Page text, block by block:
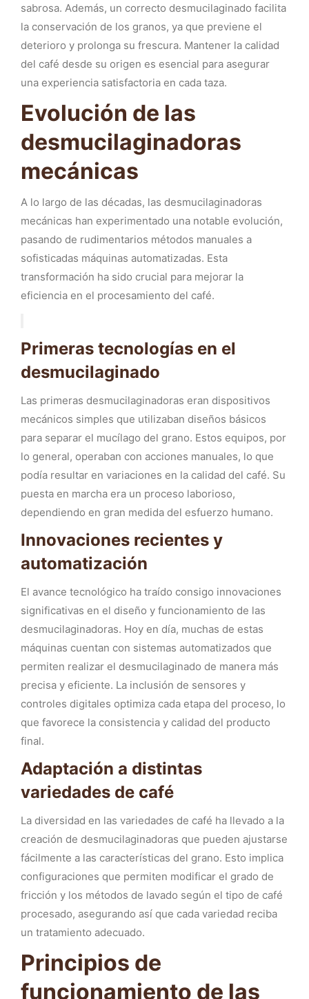
sabrosa. Además, un correcto desmucilaginado facilita
la conservación de los granos, ya que previene el
deterioro y prolonga su frescura. Mantener la calidad
del café desde su origen es esencial para asegurar
una experiencia satisfactoria en cada taza.
Evolución de las
desmucilaginadoras
mecánicas
A lo largo de las décadas, las desmucilaginadoras
mecánicas han experimentado una notable evolución,
pasando de rudimentarios métodos manuales a
sofisticadas máquinas automatizadas. Esta
transformación ha sido crucial para mejorar la
eficiencia en el procesamiento del café.
Primeras tecnologías en el
desmucilaginado
Las primeras desmucilaginadoras eran dispositivos
mecánicos simples que utilizaban diseños básicos
para separar el mucílago del grano. Estos equipos, por
lo general, operaban con acciones manuales, lo que
podía resultar en variaciones en la calidad del café. Su
puesta en marcha era un proceso laborioso,
dependiendo en gran medida del esfuerzo humano.
Innovaciones recientes y
automatización
El avance tecnológico ha traído consigo innovaciones
significativas en el diseño y funcionamiento de las
desmucilaginadoras. Hoy en día, muchas de estas
máquinas cuentan con sistemas automatizados que
permiten realizar el desmucilaginado de manera más
precisa y eficiente. La inclusión de sensores y
controles digitales optimiza cada etapa del proceso, lo
que favorece la consistencia y calidad del producto
final.
Adaptación a distintas
variedades de café
La diversidad en las variedades de café ha llevado a la
creación de desmucilaginadoras que pueden ajustarse
fácilmente a las características del grano. Esto implica
configuraciones que permiten modificar el grado de
fricción y los métodos de lavado según el tipo de café
procesado, asegurando así que cada variedad reciba
un tratamiento adecuado.
Principios de
funcionamiento de las